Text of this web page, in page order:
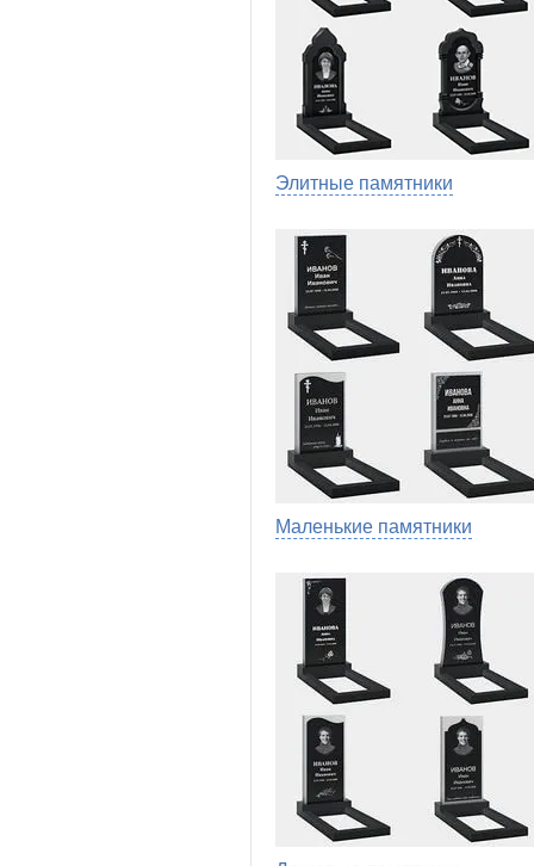
Элитные памятники
Маленькие памятники